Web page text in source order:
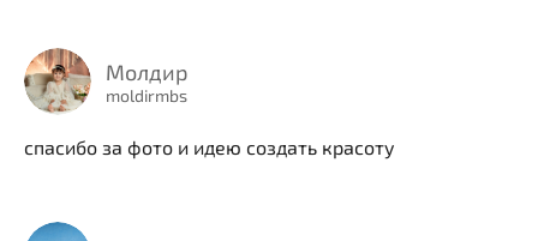
Молдир
moldirmbs
спасибо за фото и идею создать красоту